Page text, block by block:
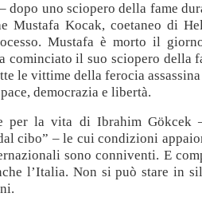
dopo uno sciopero della fame
Mustafa Kocak, coetaneo di
Mustafa è morto il
cominciato il suo sciopero della
le vittime della ferocia
democrazia e libertà.
per la vita di Ibrahim Gökcek
cibo” – le cui condizioni
sono conniventi. E
l’Italia. Non si può stare in